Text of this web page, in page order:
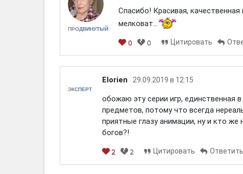
ПРОДВИНУТЫЙ
Спасибо! Красивая,
мелковат...
0 0 Цитировать
ЭКСПЕРТ
Elorien 29.09.2019 в 12:15
обожаю эту серии игр, единственная
предметов, потому что всегда
приятные глазу анимации, ну и кто же
богов?!
2 2 Цитировать Ответить